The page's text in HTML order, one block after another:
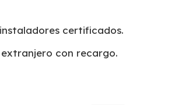
certificados.
con recargo.